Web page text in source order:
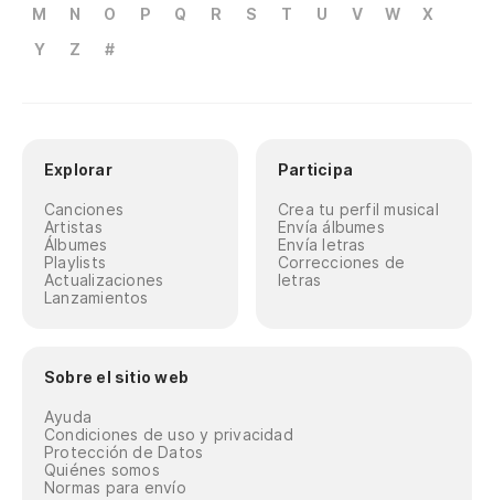
M
N O P Q R S T U V W
X
Y
Z #
Explorar
Canciones
Artistas
Álbumes
Playlists
Actualizaciones
Lanzamientos
Participa
Crea tu perfil musical
Envía álbumes
Envía letras
Correcciones de
letras
Sobre el sitio web
Ayuda
Condiciones de uso y privacidad
Protección de Datos
Quiénes somos
Normas para envío